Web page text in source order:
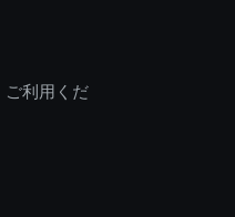
ご利用くだ